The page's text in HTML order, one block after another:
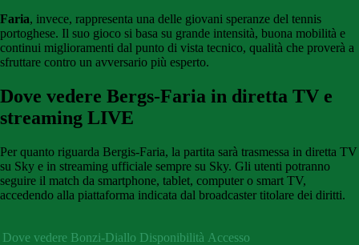
Faria, invece, rappresenta una delle giovani speranze del tennis
portoghese. Il suo gioco si basa su grande intensità, buona mobilità e
continui miglioramenti dal punto di vista tecnico, qualità che proverà a
sfruttare contro un avversario più esperto.
Dove vedere Bergs-Faria in diretta TV e
streaming LIVE
Per quanto riguarda Bergis-Faria, la partita sarà trasmessa in diretta TV
su Sky e in streaming ufficiale sempre su Sky. Gli utenti potranno
seguire il match da smartphone, tablet, computer o smart TV,
accedendo alla piattaforma indicata dal broadcaster titolare dei diritti.
Dove vedere Bonzi-Diallo Disponibilità Accesso